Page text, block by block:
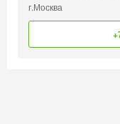
г.Москва